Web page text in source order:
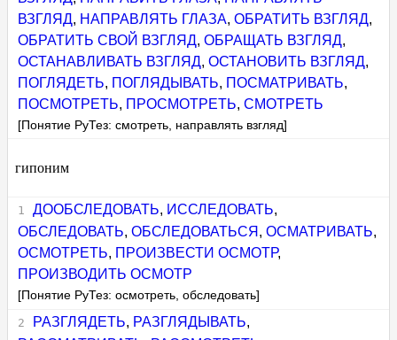
ВЗГЛЯД, НАПРАВЛЯТЬ ГЛАЗА,ОБРАТИТЬ ВЗГЛЯД,
ОБРАТИТЬ СВОЙ ВЗГЛЯД,ОБРАЩАТЬ ВЗГЛЯД,
ОСТАНАВЛИВАТЬ ВЗГЛЯД,ОСТАНОВИТЬ ВЗГЛЯД,
ПОГЛЯДЕТЬ, ПОГЛЯДЫВАТЬ, ПОСМАТРИВАТЬ,
ПОСМОТРЕТЬ, ПРОСМОТРЕТЬ,СМОТРЕТЬ
[Понятие РуТез: смотреть, направлять взгляд]
гипоним
ДООБСЛЕДОВАТЬ, ИССЛЕДОВАТЬ,
ОБСЛЕДОВАТЬ,ОБСЛЕДОВАТЬСЯ ,ОСМАТРИВАТЬ,
ОСМОТРЕТЬ, ПРОИЗВЕСТИ ОСМОТР,
ПРОИЗВОДИТЬ ОСМОТР
[Понятие РуТез: осмотреть, обследовать]
РАЗГЛЯДЕТЬ, РАЗГЛЯДЫВАТЬ,